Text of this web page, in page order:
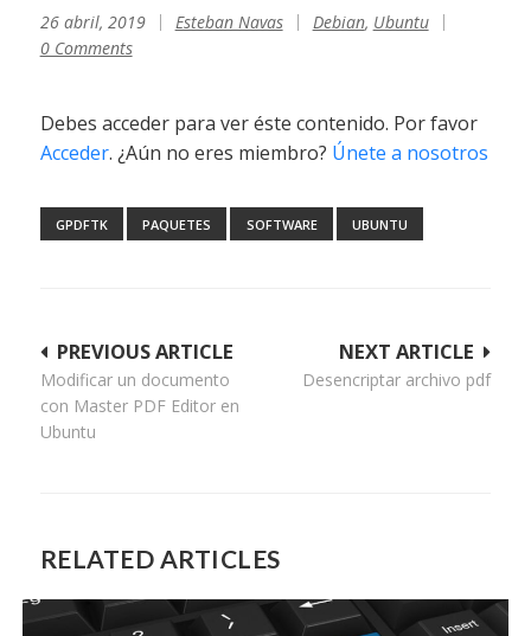
26 abril, 2019 Esteban Navas Debian, Ubuntu
0 Comments
Debes acceder para ver éste contenido. Por favor
Acceder. ¿Aún no eres miembro? Únete a nosotros
GPDFTK PAQUETES SOFTWARE UBUNTU
Navegación
de
entradas
NEXT ARTICLE
Desencriptar archivo pdf
PREVIOUS ARTICLE
Modificar un documento
con Master PDF Editor en
Ubuntu
RELATED ARTICLES